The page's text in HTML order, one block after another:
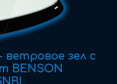
ветровое зел с
BENSON